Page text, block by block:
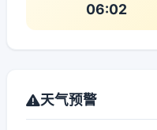
06:02
天气预警